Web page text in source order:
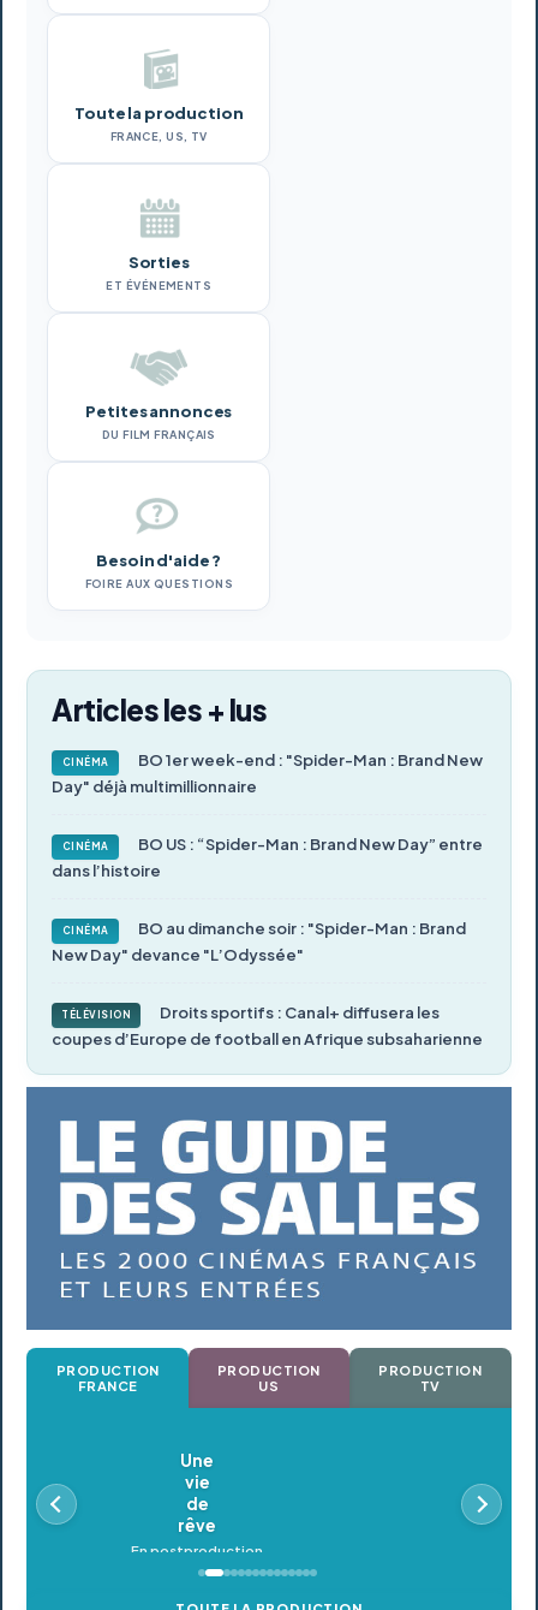
Toute la production
FRANCE, US, TV
Sorties
ET ÉVÉNEMENTS
Petites annonces
DU FILM FRANÇAIS
Besoin d'aide ?
FOIRE AUX QUESTIONS
Articles les + lus
CINÉMA
BO 1er week-end : "Spider-Man : Brand New
Day" déjà multimillionnaire
CINÉMA
BO US : “Spider-Man : Brand New Day” entre
dans l’histoire
CINÉMA
BO au dimanche soir : "Spider-Man : Brand
New Day" devance "L’Odyssée"
TÉLÉVISION
Droits sportifs : Canal+ diffusera les
coupes d’Europe de football en Afrique subsaharienne
PRODUCTION
FRANCE
PRODUCTION
US
PRODUCTION
TV
Oldeupe
En postproduction